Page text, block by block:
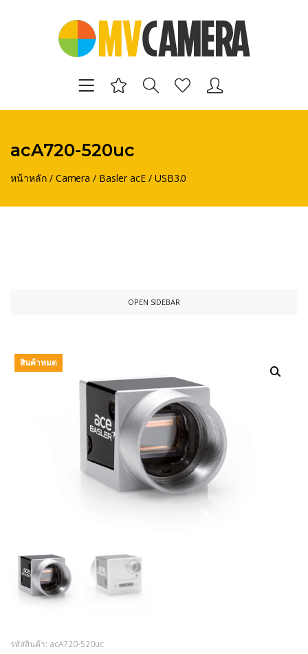
acA720-520uc
หน้าหลัก/ Camera / Basler acE/ USB3.0
OPEN SIDEBAR
สินค้าหมด
รหัสสินค้า: acA720-520uc